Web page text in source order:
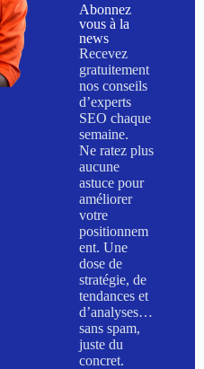
Abonnez
vous à la
news
Recevez
gratuitement
nos conseils
d’experts
SEO chaque
semaine.
Ne ratez plus
aucune
astuce pour
améliorer
votre
positionnem
ent. Une
dose de
stratégie, de
tendances et
d’analyses…
sans spam,
juste du
concret.